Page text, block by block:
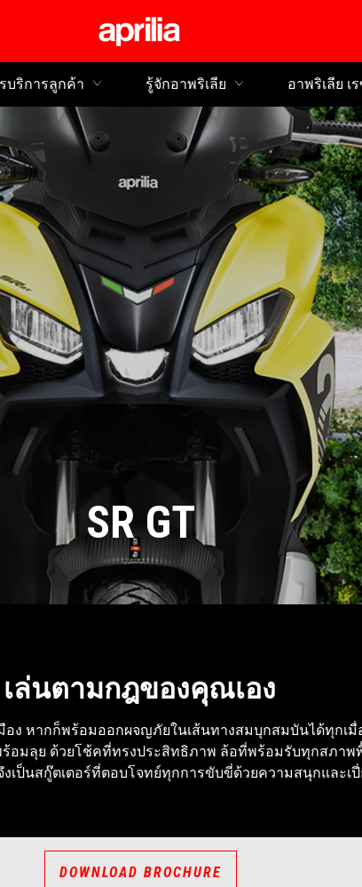
บริการลูกค้า รู้จักอาพริเลีย อาพริเลีย เ
SR GT
เล่นตามกฎของคุณเอง
ง หากก็พร้อมออกผจญภัยในเส้นทางสมบุกสมบันได้ทุกเมื่อ
ร้อมลุย ด้วยโช้คที่ทรงประสิทธิภาพ ล้อที่พร้อมรับทุกสภา
เป็นสกู๊ตเตอร์ที่ตอบโจทย์ทุกการขับขี่ด้วยความสนุกและเ
DOWNLOAD BROCHURE